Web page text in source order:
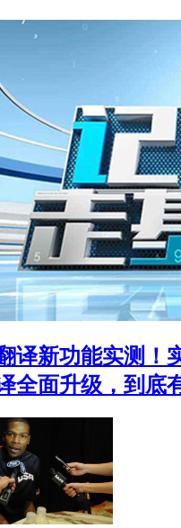
译新功能实测！
全面升级，到底